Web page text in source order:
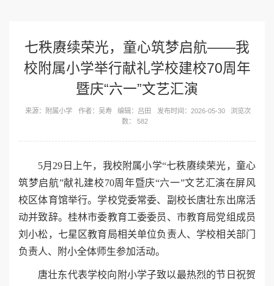
七秩赓续荣光，童心筑梦启航——我
校附属小学举行献礼学校建校70周年
暨庆“六一”文艺汇演
来源：附属小学 作者：吴寿 编辑：吕田 发布时间：2026-05-30
浏览次
数：
582
5月29日上午，我校附属小学“七秩赓续荣光，童心
筑梦启航”献礼建校70周年暨庆“六一”文艺汇演在屏风
校区体育馆举行。学校党委常委、副校长唐壮东出席活
动并致辞。桂林市委教育工委委员、市教育局党组成员
刘小松，七星区教育局相关单位负责人、学校相关部门
负责人、附小全体师生参加活动。
唐壮东代表学校向附小学子致以最热烈的节日祝贺